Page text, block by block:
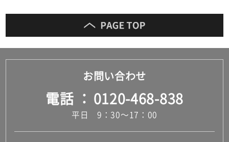
お問い合わせ
電話 0120-468-838
平日 9：30～17：00